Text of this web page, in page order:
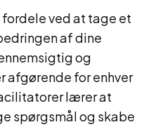
ved at tage et
af dine
og
afgørende for enhver
lærer at
spørgsmål og skabe